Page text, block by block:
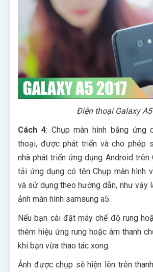
Điện thoại Galaxy A5
Cách 4: Chụp màn hình bằng ứng
thoại, được phát triển và cho phép
nhà phát triển ứng dụng Android trên
tải ứng dụng có tên Chụp màn hình
và sử dụng theo hướng dẫn, như vậy
ảnh màn hình samsung a5.
Nếu bạn cài đặt máy chế độ rung
thêm hiệu ứng rung hoặc âm thanh
khi bạn vừa thao tác xong.
Ảnh được chụp sẽ hiện lên trên